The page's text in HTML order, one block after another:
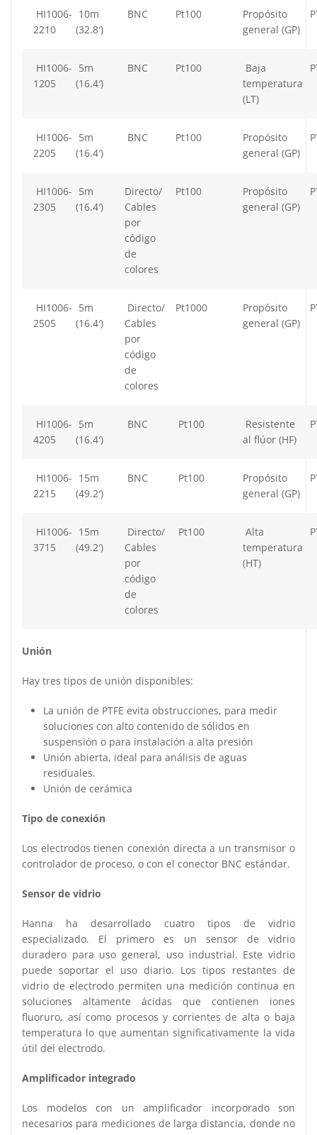
HI1006-
2210
10m
(32.8′)
BNC Pt100
Propósito
general (GP)
HI1006-
1205
5m
(16.4′)
BNC Pt100
Baja
temperatura
(LT)
HI1006-
2205
5m
(16.4′)
BNC Pt100
Propósito
general (GP)
HI1006-
2305
5m
(16.4′)
Directo/
Cables
por
código
de
colores
Pt100
Propósito
general (GP)
HI1006-
2505
5m
(16.4′)
Directo/
Cables
por
código
de
colores
Pt1000
Propósito
general (GP)
HI1006-
4205
5m
(16.4′)
BNC Pt100
Resistente
al flúor (HF)
HI1006-
2215
15m
(49.2′)
BNC Pt100
Propósito
general (GP)
HI1006-
3715
15m
(49.2′)
Directo/
Cables
por
código
de
colores
Pt100
Alta
temperatura
(HT)
Unión
Hay tres tipos de unión disponibles:
La unión de PTFE evita obstrucciones, para medir
soluciones con alto contenido de sólidos en
suspensión o para instalación a alta presión
Unión abierta, ideal para análisis de aguas
residuales.
Unión de cerámica
Tipo de conexión
Los electrodos tienen conexión directa a un transmisor o
controlador de proceso, o con el conector BNC estándar.
Sensor de vidrio
Hanna ha desarrollado cuatro tipos de vidrio
especializado. El primero es un sensor de vidrio
duradero para uso general, uso industrial. Este vidrio
puede soportar el uso diario. Los tipos restantes de
vidrio de electrodo permiten una medición continua en
soluciones altamente ácidas que contienen iones
fluoruro, así como procesos y corrientes de alta o baja
temperatura lo que aumentan significativamente la vida
útil del electrodo.
Amplificador integrado
Los modelos con un amplificador incorporado son
necesarios para mediciones de larga distancia, donde no